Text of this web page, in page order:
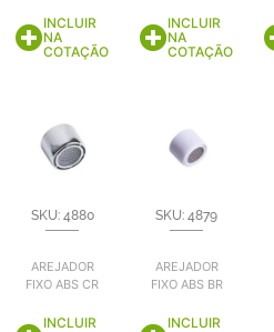
INCLUIR
NA
COTAÇÃO
INCLUIR
NA
COTAÇÃO
SKU: 4880
AREJADOR
FIXO ABS CR
INCLUIR
SKU: 4879
AREJADOR
FIXO ABS BR
INCLUIR